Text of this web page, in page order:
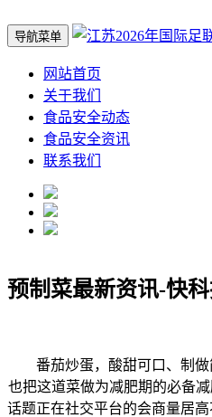
导航菜单
网站首页
关于我们
食品安全动态
食品安全资讯
联系我们
预制菜最新资讯-快
番茄炒蛋，酸甜可口、制做
也把这道菜做为减肥期的必备
话题正在社交平台的会商量居